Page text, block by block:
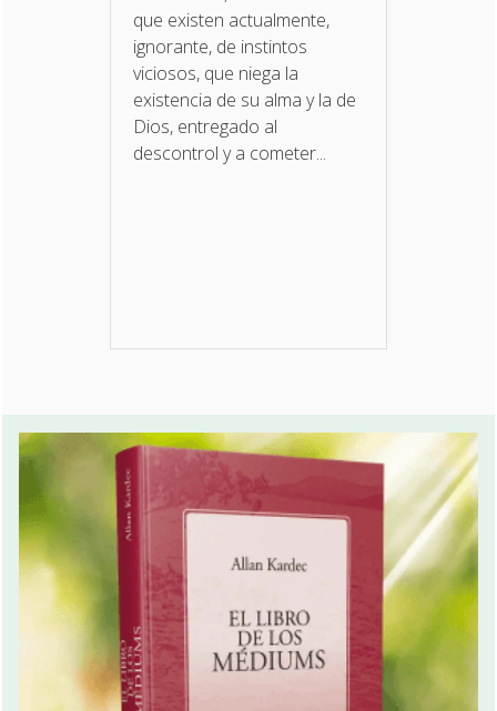
que existen actualmente,
ignorante, de instintos
viciosos, que niega la
existencia de su alma y la de
Dios, entregado al
descontrol y a cometer...